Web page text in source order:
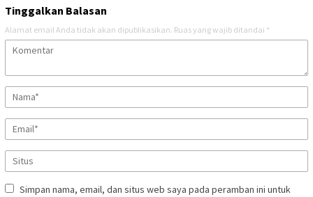
Tinggalkan Balasan
Alamat email Anda tidak akan dipublikasikan. Ruas yang wajib ditandai *
Simpan nama, email, dan situs web saya pada peramban ini untuk